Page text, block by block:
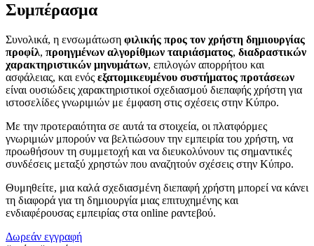
Συμπέρασμα
Συνολικά, η ενσωμάτωση φιλικής προς τον χρήστη δημιουργίας
προφίλ, προηγμένων αλγορίθμων ταιριάσματος, διαδραστικών
χαρακτηριστικών μηνυμάτων, επιλογών απορρήτου και
ασφάλειας, και ενός εξατομικευμένου συστήματος προτάσεων
είναι ουσιώδεις χαρακτηριστικοί σχεδιασμού διεπαφής χρήστη για
ιστοσελίδες γνωριμιών με έμφαση στις σχέσεις στην Κύπρο.
Με την προτεραιότητα σε αυτά τα στοιχεία, οι πλατφόρμες
γνωριμιών μπορούν να βελτιώσουν την εμπειρία του χρήστη, να
προωθήσουν τη συμμετοχή και να διευκολύνουν τις σημαντικές
συνδέσεις μεταξύ χρηστών που αναζητούν σχέσεις στην Κύπρο.
Θυμηθείτε, μια καλά σχεδιασμένη διεπαφή χρήστη μπορεί να κάνει
τη διαφορά για τη δημιουργία μιας επιτυχημένης και
ενδιαφέρουσας εμπειρίας στα online ραντεβού.
Δωρεάν εγγραφή